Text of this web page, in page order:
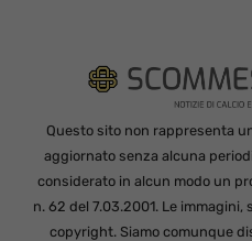
Questo sito non rappresenta
aggiornato senza alcuna
considerato in alcun modo un
n. 62 del 7.03.2001. Le
copyright. Siamo comunque